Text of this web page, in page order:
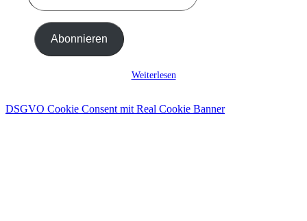
E-
Adresse
ein ... Abonnieren
Weiterlesen
DSGVO Cookie Consent mit Real Cookie Banner